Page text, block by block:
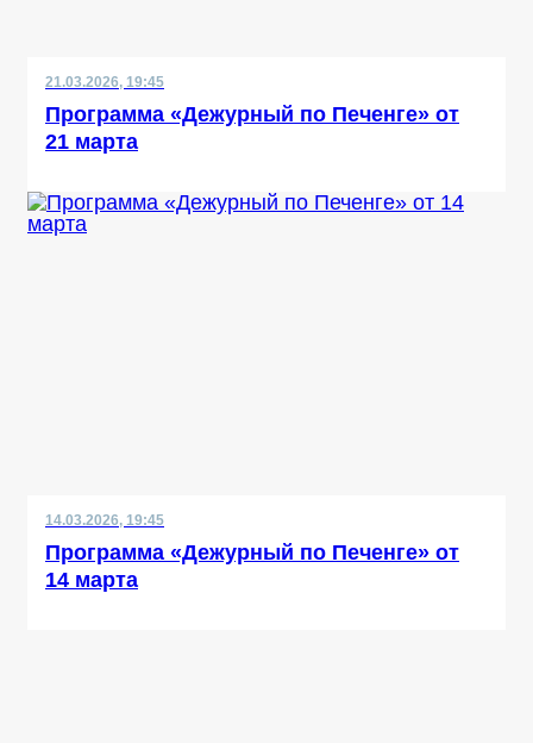
21.03.2026, 19:45
Программа «Дежурный по Печенге» от
21 марта
14.03.2026, 19:45
Программа «Дежурный по Печенге» от
14 марта